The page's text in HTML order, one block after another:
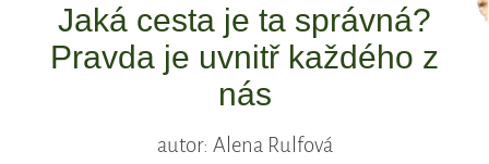
Jaká cesta je ta správná?
Pravda je uvnitř každého z
nás
autor: Alena Rulfová